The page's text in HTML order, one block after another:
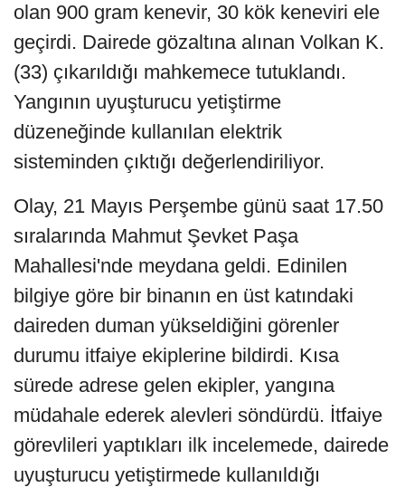
olan 900 gram kenevir, 30 kök keneviri ele
geçirdi. Dairede gözaltına alınan Volkan K.
(33) çıkarıldığı mahkemece tutuklandı.
Yangının uyuşturucu yetiştirme
düzeneğinde kullanılan elektrik
sisteminden çıktığı değerlendiriliyor.
Olay, 21 Mayıs Perşembe günü saat 17.50
sıralarında Mahmut Şevket Paşa
Mahallesi'nde meydana geldi. Edinilen
bilgiye göre bir binanın en üst katındaki
daireden duman yükseldiğini görenler
durumu itfaiye ekiplerine bildirdi. Kısa
sürede adrese gelen ekipler, yangına
müdahale ederek alevleri söndürdü. İtfaiye
görevlileri yaptıkları ilk incelemede, dairede
uyuşturucu yetiştirmede kullanıldığı